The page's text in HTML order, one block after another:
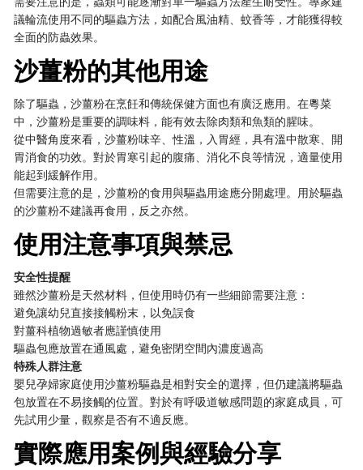
議輪流使用不同的驅蟲方法，如配合風油精、蚊香等，才能獲得較
全面的防蟲效果。
沙薑粉的其他用途
除了驅蟲，沙薑粉在烹飪和傳統保健方面也有廣泛應用。在粵菜
中，沙薑粉是重要的調味料，能有效去除肉類和魚類的腥味。
從中醫角度來看，沙薑粉味辛、性溫，入胃經，具有溫中散寒、開
胃消食的功效。對於胃寒引起的腹痛、消化不良等情況，適量使用
能起到緩解作用。
但需要注意的是，沙薑粉的食用與驅蟲用途應分開處理。用於驅蟲
的沙薑粉不建議再食用，反之亦然。
使用注意事項與禁忌
安全性提醒
雖然沙薑粉是天然材料，但使用時仍有一些細節需要注意：
避免讓幼兒直接接觸粉末，以免誤食
對薑科植物過敏者應謹慎使用
驅蟲包應放置在通風處，避免密閉空間內濃度過高
特殊人群注意
嬰兒孕婦家庭使用沙薑粉驅蟲是相對安全的選擇，但仍建議將驅蟲
包放置在不易接觸的位置。對於有呼吸道敏感問題的家庭成員，可
先試用少量，觀察是否有不適反應。
實際應用案例與經驗分享